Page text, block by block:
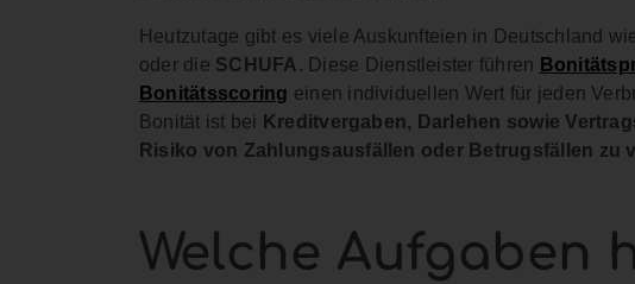
Heutzutage gibt es viele Auskunfteien in Deutschland
oder die SCHUFA . Diese Dienstleister führen
Bonitätsscoring einen individuellen Wert für jeden
Bonität ist bei Kreditvergaben, Darlehen sowie
Risiko von Zahlungsausfällen oder Betrugsfällen zu
Welche Aufgaben